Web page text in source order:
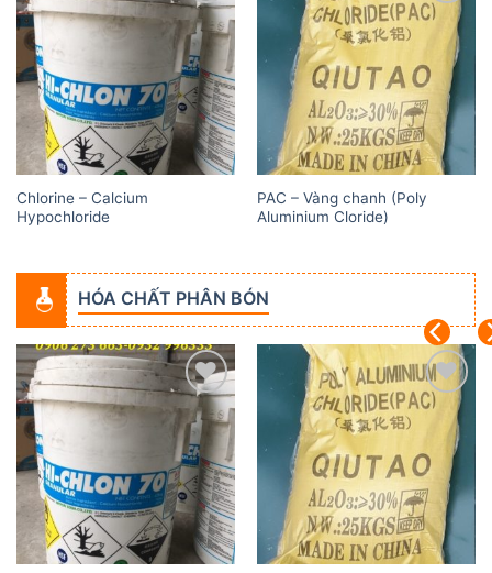
Add to
wishlist
Chlorine – Calcium
Hypochloride
Add to
wishlist
PAC – Vàng chanh (Poly
Aluminium Cloride)
HÓA CHẤT PHÂN BÓN
Add to
wishlist
Add to
wishlist